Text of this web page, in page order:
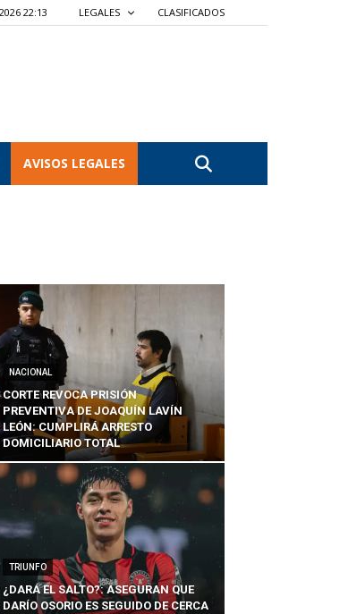
22:13 LEGALES CLASIFICADOS
AVISOS LEGALES
NACIONAL
CORTE REVOCA PRISIÓN
PREVENTIVA DE JOAQUÍN LAVÍN
LEÓN: CUMPLIRÁ ARRESTO
DOMICILIARIO TOTAL
TRIUNFO
¿DARÁ EL SALTO?: ASEGURAN QUE
DARÍO OSORIO ES SEGUIDO DE CERCA